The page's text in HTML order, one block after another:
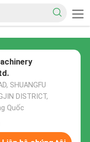
SHUANGFU
DISTRICT,
Quốc